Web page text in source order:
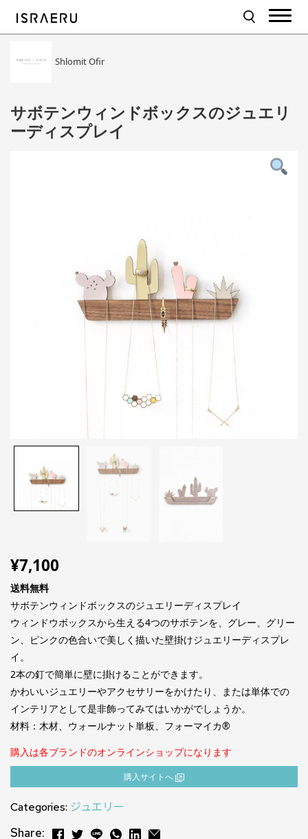
Shlomit Ofir
サボテンウィンドボックスのジュエリ
ーディスプレイ
¥7,100
送料無料
サボテンウィンドボックスのジュエリーディスプレイ
ウィンドウボックスから生える4つのサボテンを、グレー、グリー
ン、ピンクの色合いで美しく描いた壁掛けジュエリーディスプレ
イ。
2本の釘で簡単に壁に掛けることができます。
かわいいジュエリーやアクセサリーをかけたり、または単体での
インテリアとして是非飾ってみてはいかがでしょうか。
材料：木材、ウォールナット単板、フォーマイカ®
購入は各ブランドのオンラインショップになります
購⼊サイトへ
Categories: ジュエリー
Share: